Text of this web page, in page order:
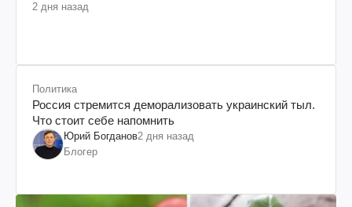
2 дня назад
Политика
Россия стремится деморализовать украинский тыл.
Что стоит себе напомнить
Юрий Богданов2 дня назад
Блогер